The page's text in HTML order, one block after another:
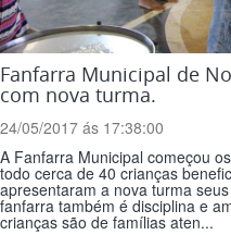
Fanfarra Municipal de
com nova turma.
24/05/2017 ás 17:38:00
A Fanfarra Municipal começou
todo cerca de 40 crianças
apresentaram a nova turma
fanfarra também é disciplina e
crianças são de famílias aten...